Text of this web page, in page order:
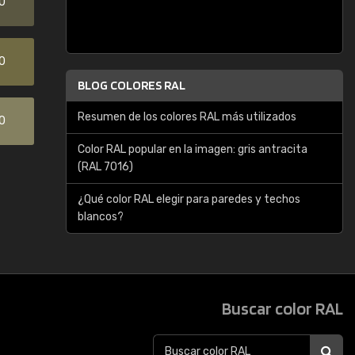
BLOG COLORES RAL
Resumen de los colores RAL más utilizados
Color RAL popular en la imagen: gris antracita
(RAL 7016)
¿Qué color RAL elegir para paredes y techos
blancos?
Buscar color RAL